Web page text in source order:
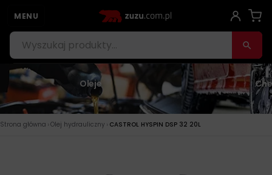
MENU
Oleje
Strona główna › Olej hydrauliczny › CASTROL HYSPIN DSP 32 20L